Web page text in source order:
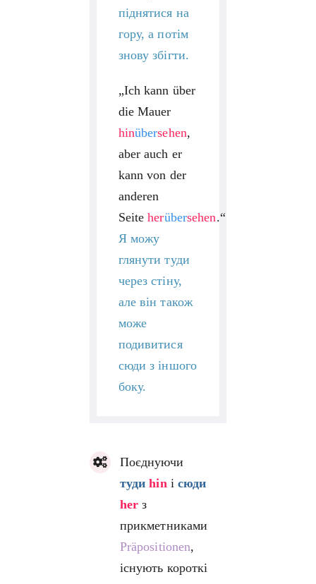
піднятися на
гору, а потім
знову збігти.
„Ich kann über
die Mauer
hinübersehen,
aber auch er
kann von der
anderen
Seiteherübersehen.“
Я можу
глянути туди
через стіну,
але він також
може
подивитися
сюди з іншого
боку.
Поєднуючи
туди hinі сюди
her з
прикметниками
Präpositionen,
існують короткі